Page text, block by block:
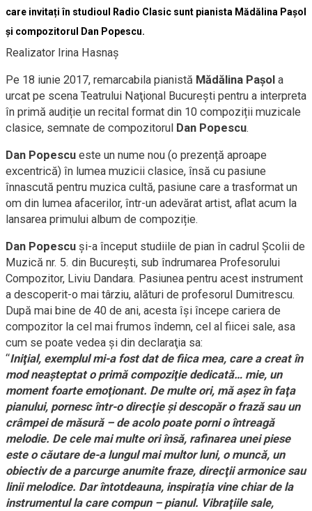
care invitați în studioul Radio Clasic sunt pianista Mădălina Pașol
și compozitorul Dan Popescu.
Realizator Irina Hasnaș
Pe 18 iunie 2017, remarcabila pianistă Mădălina Pașol a
urcat pe scena Teatrului Naţional București pentru a interpreta
în primă audiție un recital format din 10 compoziții muzicale
clasice, semnate de compozitorul Dan Popescu.
Dan Popescu este un nume nou (o prezență aproape
excentrică) în lumea muzicii clasice, însă cu pasiune
înnascută pentru muzica cultă, pasiune care a trasformat un
om din lumea afacerilor, într-un adevărat artist, aflat acum la
lansarea primului album de compoziție.
Dan Popescu și-a început studiile de pian în cadrul Școlii de
Muzică nr. 5. din București, sub îndrumarea Profesorului
Compozitor, Liviu Dandara. Pasiunea pentru acest instrument
a descoperit-o mai târziu, alături de profesorul Dumitrescu.
După mai bine de 40 de ani, acesta își începe cariera de
compozitor la cel mai frumos îndemn, cel al fiicei sale, asa
cum se poate vedea și din declaraţia sa:
“Iniţial, exemplul mi-a fost dat de fiica mea, care a creat în
mod neașteptat o primă compoziţie dedicată… mie, un
moment foarte emoţionant. De multe ori, mă așez în faţa
pianului, pornesc într-o direcţie și descopăr o frază sau un
crâmpei de măsură – de acolo poate porni o întreagă
melodie. De cele mai multe ori însă, rafinarea unei piese
este o căutare de-a lungul mai multor luni, o muncă, un
obiectiv de a parcurge anumite fraze, direcţii armonice sau
linii melodice. Dar întotdeauna, inspirația vine chiar de la
instrumentul la care compun – pianul. Vibraţiile sale,